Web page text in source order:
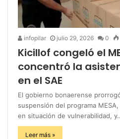
infopilar julio 29, 2026 0
Kicillof congeló el
concentró la
en el SAE
El gobierno bonaerense
suspensión del programa
en situación de vulnerabilidad,
Leer más »